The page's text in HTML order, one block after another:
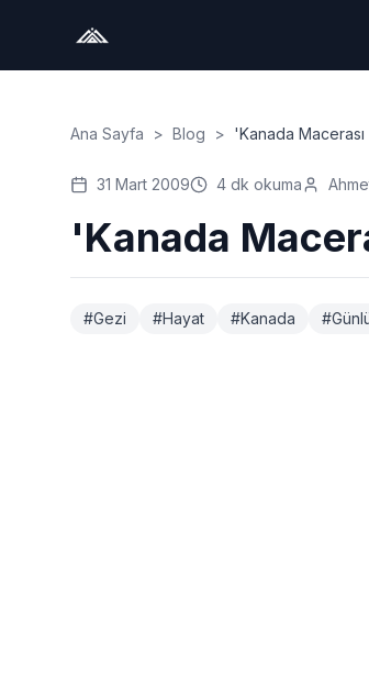
Ana Sayfa > Blog > 'Kanada
31 Mart 2009 4 dk okuma
'Kanada
#Gezi #Hayat #Kanada #